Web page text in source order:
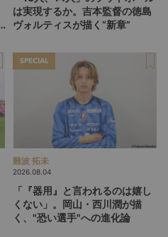
は実現するか。吉本監督の徳島
ヴォルティスが描く“新章”
SPECIAL
難波 拓未
2026.08.04
「『器用』と言われるのは嬉し
くない」。岡山・西川潤が描
く、"恐い選手"への進化論